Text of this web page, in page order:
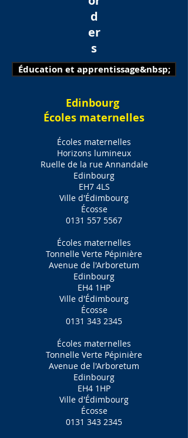
d
er
s
Éducation et apprentissage&nbsp;
Edinbourg
Écoles maternelles
Écoles maternelles
Horizons lumineux
Ruelle de la rue Annandale
Edinbourg
EH7 4LS
Ville d'Édimbourg
Écosse
0131 557 5567
Écoles maternelles
Tonnelle Verte Pépinière
Avenue de l'Arboretum
Edinbourg
EH4 1HP
Ville d'Édimbourg
Écosse
0131 343 2345
Écoles maternelles
Tonnelle Verte Pépinière
Avenue de l'Arboretum
Edinbourg
EH4 1HP
Ville d'Édimbourg
Écosse
0131 343 2345